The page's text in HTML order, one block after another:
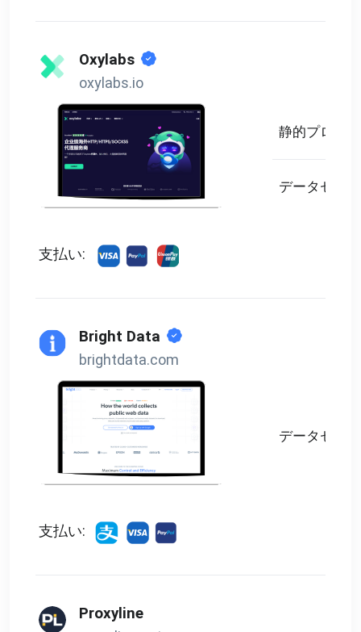
Oxylabs
oxylabs.io
支払い:
静的プロキシ
データセン
Bright Data
brightdata.com
支払い:
データセン
Proxyline